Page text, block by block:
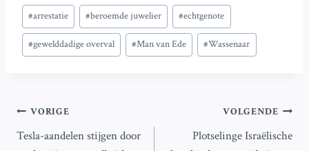
Bericht
tags:
#arrestatie #beroemde juwelier #echtgenote
#gewelddadige overval #Man van Ede #Wassenaar
Bericht
navigatie
VORIGE
Tesla-aandelen stijgen door
VOLGENDE
Plotselinge Israëlische